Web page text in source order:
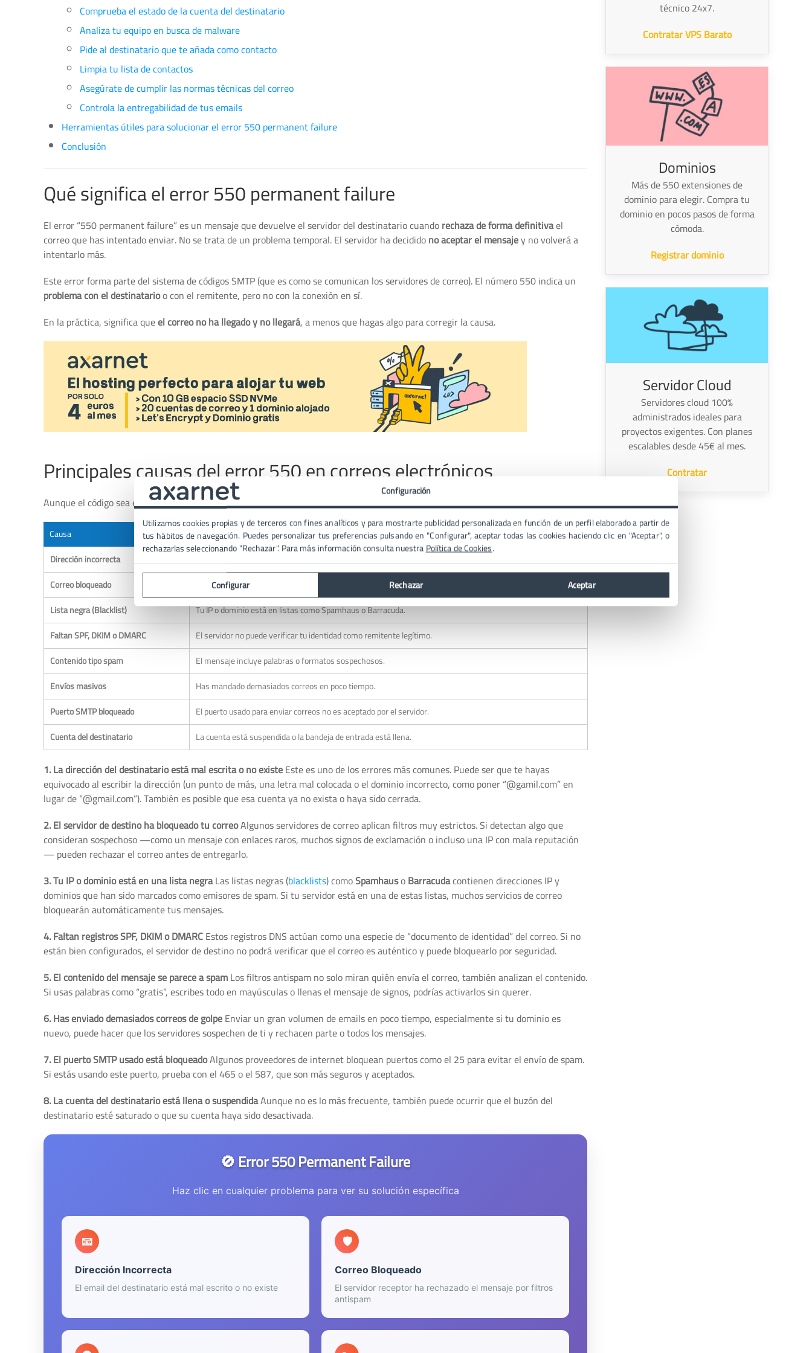
Comprueba el estado de la cuenta del destinatario
Analiza tu equipo en busca de malware
Pide al destinatario que te añada como contacto
Limpia tu lista de contactos
Asegúrate de cumplir las normas técnicas del correo
Controla la entregabilidad de tus emails
Herramientas útiles para solucionar el error 550 permanent failure
Conclusión
Qué significa el error 550 permanent failure
El error “550 permanent failure” es un mensaje que devuelve el servidor del destinatario cuandorechaza de forma definitivael
correo que has intentado enviar. No se trata de un problema temporal. El servidor ha decididono aceptar el mensajey no volverá a
intentarlo más.
Este error forma parte del sistema de códigos SMTP (que es como se comunican los servidores de correo). El número 550 indica un
problema con el destinatarioo con el remitente, pero no con la conexión en sí.
En la práctica, significa queel correo no ha llegado y no llegará, a menos que hagas algo para corregir la causa.
Principales causas del error 550 en correos electrónicos
Aunque el código sea el mismo, la razón concreta puede variar. A continuación, repasamos las causas más habituales de este fallo:
Causa
Descripción
Dirección incorrecta
Correo bloqueado
El servidor receptor ha rechazado el mensaje, posiblemente por filtros antispam.
Lista negra (Blacklist)
Tu IP o dominio está en listas como Spamhaus o Barracuda.
Faltan SPF, DKIM o DMARC
El servidor no puede verificar tu identidad como remitente legítimo.
Contenido tipo spam
El mensaje incluye palabras o formatos sospechosos.
Envíos masivos
Has mandado demasiados correos en poco tiempo.
Puerto SMTP bloqueado
El puerto usado para enviar correos no es aceptado por el servidor.
Cuenta del destinatario
La cuenta está suspendida o la bandeja de entrada está llena.
1. La dirección del destinatario está mal escrita o no existeEste es uno de los errores más comunes. Puede ser que te hayas
equivocado al escribir la dirección (un punto de más, una letra mal colocada o el dominio incorrecto, como poner “@gamil.com” en
lugar de “@gmail.com”). También es posible que esa cuenta ya no exista o haya sido cerrada.
2. El servidor de destino ha bloqueado tu correoAlgunos servidores de correo aplican filtros muy estrictos. Si detectan algo que
consideran sospechoso —como un mensaje con enlaces raros, muchos signos de exclamación o incluso una IP con mala reputación
— pueden rechazar el correo antes de entregarlo.
3. Tu IP o dominio está en una lista negraLas listas negras (blacklists) comoSpamhausoBarracudacontienen direcciones IP y
dominios que han sido marcados como emisores de spam. Si tu servidor está en una de estas listas, muchos servicios de correo
bloquearán automáticamente tus mensajes.
4. Faltan registros SPF, DKIM o DMARCEstos registros DNS actúan como una especie de “documento de identidad” del correo. Si no
están bien configurados, el servidor de destino no podrá verificar que el correo es auténtico y puede bloquearlo por seguridad.
5. El contenido del mensaje se parece a spamLos filtros antispam no solo miran quién envía el correo, también analizan el contenido.
Si usas palabras como “gratis”, escribes todo en mayúsculas o llenas el mensaje de signos, podrías activarlos sin querer.
6. Has enviado demasiados correos de golpeEnviar un gran volumen de emails en poco tiempo, especialmente si tu dominio es
nuevo, puede hacer que los servidores sospechen de ti y rechacen parte o todos los mensajes.
7. El puerto SMTP usado está bloqueadoAlgunos proveedores de internet bloquean puertos como el 25 para evitar el envío de spam.
Si estás usando este puerto, prueba con el 465 o el 587, que son más seguros y aceptados.
8. La cuenta del destinatario está llena o suspendidaAunque no es lo más frecuente, también puede ocurrir que el buzón del
destinatario esté saturado o que su cuenta haya sido desactivada.
🚫 Error 550 Permanent Failure
Haz clic en cualquier problema para ver su solución específica
📧
Dirección Incorrecta
El email del destinatario está mal escrito o no existe
🛡️
Correo Bloqueado
El servidor receptor ha rechazado el mensaje por filtros
antispam
técnico 24x7.
Contratar VPS Barato
Dominios
Más de 550 extensiones de
dominio para elegir. Compra tu
dominio en pocos pasos de forma
cómoda.
Registrar dominio
Servidor Cloud
Servidores cloud 100%
administrados ideales para
proyectos exigentes. Con planes
escalables desde 45€ al mes.
Contratar
Configuración
Utilizamos cookies propias y de terceros con fines analíticos y para mostrarte publicidad personalizada en función de un perfil elaborado a partir de
tus hábitos de navegación. Puedes personalizar tus preferencias pulsando en "Configurar", aceptar todas las cookies haciendo clic en "Aceptar", o
rechazarlas seleccionando "Rechazar". Para más información consulta nuestraPolítica de Cookies.
Configurar Rechazar Aceptar